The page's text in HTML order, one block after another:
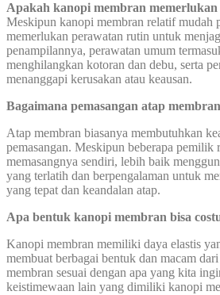
Apakah kanopi membran
Meskipun kanopi membran relatif mudah
memerlukan perawatan rutin untuk
penampilannya, perawatan umum
menghilangkan kotoran dan debu, serta
menanggapi kerusakan atau keausan.
Bagaimana pemasangan atap
Atap membran biasanya membutuhkan
pemasangan. Meskipun beberapa pemilik
memasangnya sendiri, lebih baik
yang terlatih dan berpengalaman untuk
yang tepat dan keandalan atap.
Apa bentuk kanopi membran bisa
Kanopi membran memiliki daya elastis
membuat berbagai bentuk dan macam
membran sesuai dengan apa yang kita
keistimewaan lain yang dimiliki kanopi